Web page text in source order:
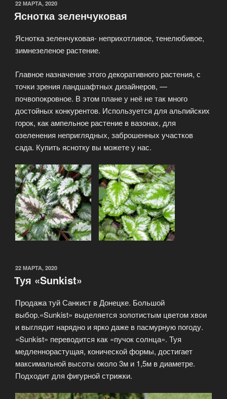
22 МАРТА, 2020
Яснотка зеленчуковая
Яснотка зеленчуковая- неприхотливое, тенелюбивое,
зимнезеленое растение.
Главное назначение этого декоративного растения, с
точки зрения ландшафтных дизайнеров, —
почвопокровное. В этом плане у неё не так много
достойных конкурентов. Используется для альпийских
горок, как ампельное растение в вазонах, для
озеленения неприглядных, заброшенных участков
сада. Купить яснотку вы можете у нас.
22 МАРТА, 2020
Туя «Sunkist»
Продажа туй Санкист в Донецке. Большой
выбор.«Sunkist» выделяется золотистым цветом хвои
и выглядит нарядно и ярко даже в пасмурную погоду.
«Sunkist» переводится как «пучок солнца». Туя
медленнорастущая, конической формы, достигает
максимальной высоты около 3м и 1,5м в диаметре.
Подходит для фигурной стрижки.